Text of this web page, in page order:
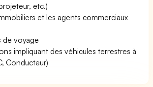
etc.)
et les agents commerciaux
de voyage
impliquant des véhicules terrestres à
Conducteur)